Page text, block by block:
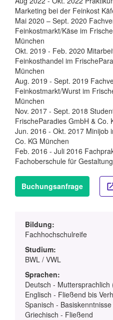
Marketing bei der Feinkost
Mai 2020 – Sept. 2020
Feinkostmarkt/Käse im
München
Okt. 2019 - Feb. 2020
Feinkosthandel im
München
Aug. 2019 - Sept. 2019
Feinkostmarkt/Wurst im
München
Nov. 2017 - Sept. 2018
FrischeParadies GmbH & Co.
Jun. 2016 - Okt. 2017 Minijob
Co. KG München
Feb. 2016 - Juli 2016
Fachoberschule für
Buchungsanfrage
Bildung:
Fachhochschulreife
Studium:
BWL / VWL
Sprachen:
Deutsch - Muttersprachlich
Englisch - Fließend bis
Spanisch -
Griechisch - Fließend